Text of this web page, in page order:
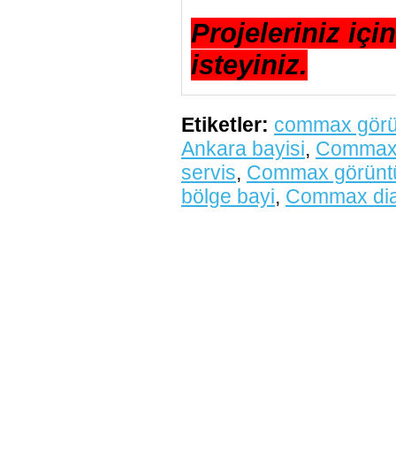
Projeleriniz
isteyiniz.
Etiketler: commax
Ankara bayisi,
servis, Commax
bölge bayi, Commax